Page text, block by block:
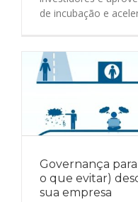
de incubação e
Governança
o que evitar)
sua empresa